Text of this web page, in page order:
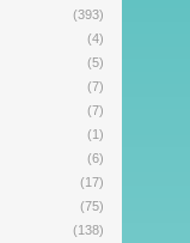
(393)
(4)
(5)
(7)
(7)
(1)
(6)
(17)
(75)
(138)